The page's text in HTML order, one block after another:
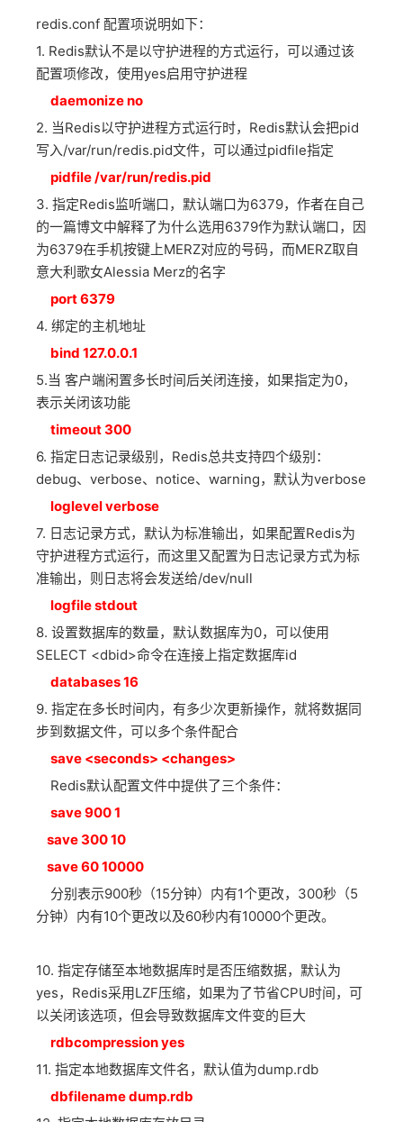
redis.conf 配置项说明如下：
1. Redis默认不是以守护进程的方式运行，可以通过该
配置项修改，使用yes启用守护进程
daemonize no
2. 当Redis以守护进程方式运行时，Redis默认会把pid
写入/var/run/redis.pid文件，可以通过pidfile指定
pidfile /var/run/redis.pid
3. 指定Redis监听端口，默认端口为6379，作者在自己
的一篇博文中解释了为什么选用6379作为默认端口，因
为6379在手机按键上MERZ对应的号码，而MERZ取自
意大利歌女Alessia Merz的名字
port 6379
4. 绑定的主机地址
bind 127.0.0.1
5.当 客户端闲置多长时间后关闭连接，如果指定为0，
表示关闭该功能
timeout 300
6. 指定日志记录级别，Redis总共支持四个级别：
debug、verbose、notice、warning，默认为verbose
loglevel verbose
7. 日志记录方式，默认为标准输出，如果配置Redis为
守护进程方式运行，而这里又配置为日志记录方式为标
准输出，则日志将会发送给/dev/null
logfile stdout
8. 设置数据库的数量，默认数据库为0，可以使用
SELECT <dbid>命令在连接上指定数据库id
databases 16
9. 指定在多长时间内，有多少次更新操作，就将数据同
步到数据文件，可以多个条件配合
save <seconds> <changes>
Redis默认配置文件中提供了三个条件：
save 900 1
save 300 10
save 60 10000
分别表示900秒（15分钟）内有1个更改，300秒（5
分钟）内有10个更改以及60秒内有10000个更改。
10. 指定存储至本地数据库时是否压缩数据，默认为
yes，Redis采用LZF压缩，如果为了节省CPU时间，可
以关闭该选项，但会导致数据库文件变的巨大
rdbcompression yes
11. 指定本地数据库文件名，默认值为dump.rdb
dbfilename dump.rdb